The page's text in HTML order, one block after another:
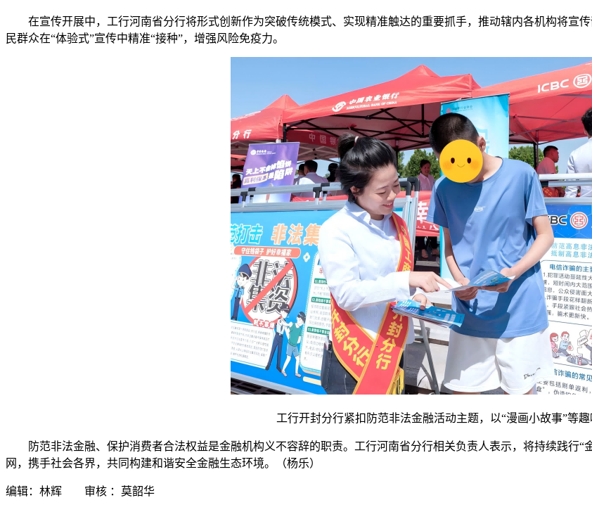
在宣传开展中，工行河南省分行将形式创新作为突破传统模式、实现精准触达的重要抓手，推动辖内各机构将宣
民群众在“体验式”宣传中精准“接种”，增强风险免疫力。
工行开封分行紧扣防范非法金融活动主题，以“漫画小故事”等
防范非法金融、保护消费者合法权益是金融机构义不容辞的职责。工行河南省分行相关负责人表示，将持续践行
网，携手社会各界，共同构建和谐安全金融生态环境。（杨乐）
编辑：林辉 审核 ：莫韶华